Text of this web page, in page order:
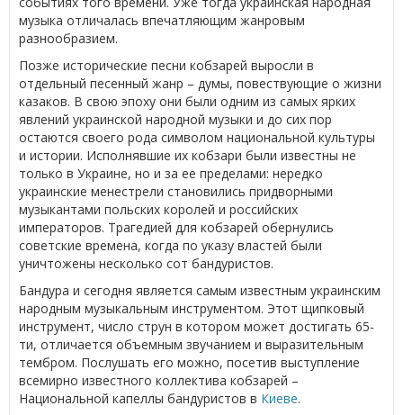
музыка отличалась впечатляющим жанровым
разнообразием.
Позже исторические песни кобзарей выросли в
отдельный песенный жанр – думы, повествующие о жизни
казаков. В свою эпоху они были одним из самых ярких
явлений украинской народной музыки и до сих пор
остаются своего рода символом национальной культуры
и истории. Исполнявшие их кобзари были известны не
только в Украине, но и за ее пределами: нередко
украинские менестрели становились придворными
музыкантами польских королей и российских
императоров. Трагедией для кобзарей обернулись
советские времена, когда по указу властей были
уничтожены несколько сот бандуристов.
Бандура и сегодня является самым известным украинским
народным музыкальным инструментом. Этот щипковый
инструмент, число струн в котором может достигать 65-
ти, отличается объемным звучанием и выразительным
тембром. Послушать его можно, посетив выступление
всемирно известного коллектива кобзарей –
Национальной капеллы бандуристов в Киеве.